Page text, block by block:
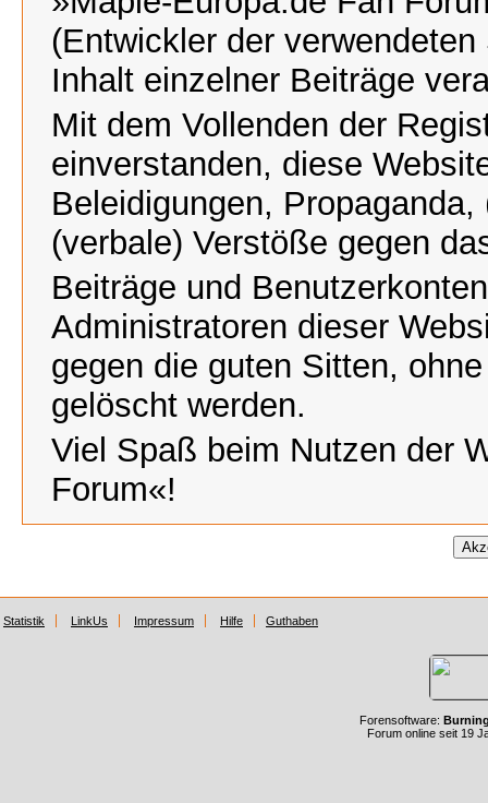
(Entwickler der
Inhalt einzelner Beiträge
Mit dem Vollenden der
einverstanden, diese
Beleidigungen,
(verbale) Verstöße gegen
Beiträge und
Administratoren dieser
gegen die guten Sitten,
gelöscht werden.
Viel Spaß beim Nutzen der
Forum«!
Statistik LinkUs Impressum Hilfe Guthaben
Forensoftware:
Forum online seit 19